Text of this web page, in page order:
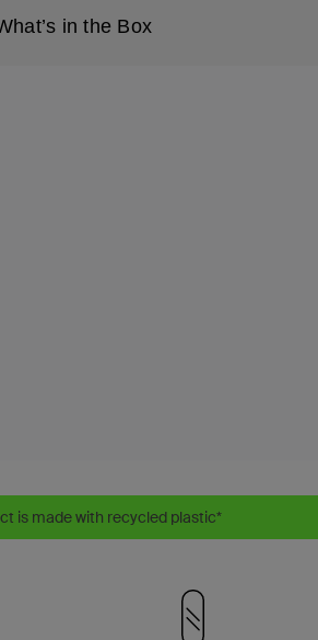
in the Box
is made with recycled plastic*